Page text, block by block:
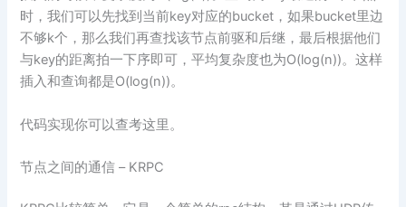
时，我们可以先找到当前key对应的bucket，如果bucket里边
不够k个，那么我们再查找该节点前驱和后继，最后根据他们
与key的距离拍一下序即可，平均复杂度也为O(log(n))。这样
插入和查询都是O(log(n))。
代码实现你可以查考这里。
节点之间的通信 – KRPC